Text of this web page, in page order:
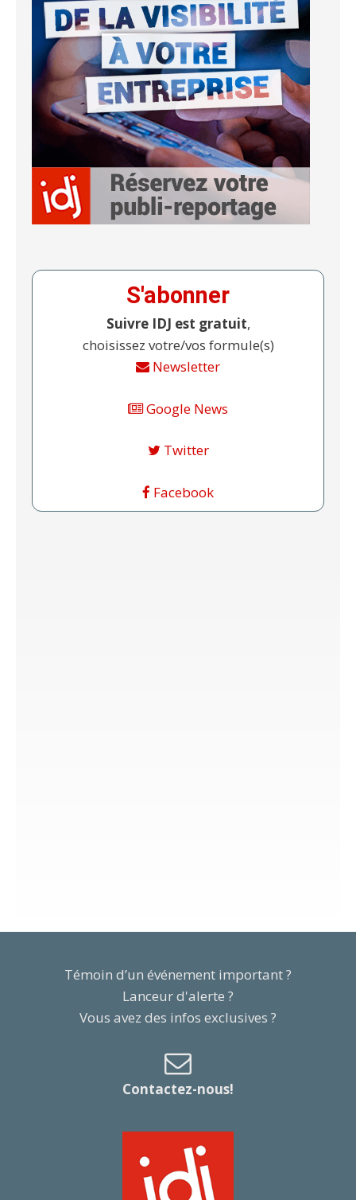
S'abonner
Suivre IDJ est gratuit,
choisissez votre/vos formule(s)
Newsletter
Google News
Twitter
Facebook
Témoin d’un événement important ?
Lanceur d'alerte ?
Vous avez des infos exclusives ?
Contactez-nous!